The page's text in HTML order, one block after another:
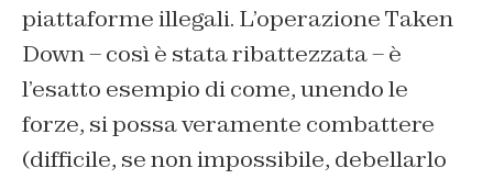
piattaforme illegali. L’operazione Taken
Down – così è stata ribattezzata – è
l’esatto esempio di come, unendo le
forze, si possa veramente combattere
(difficile, se non impossibile, debellarlo